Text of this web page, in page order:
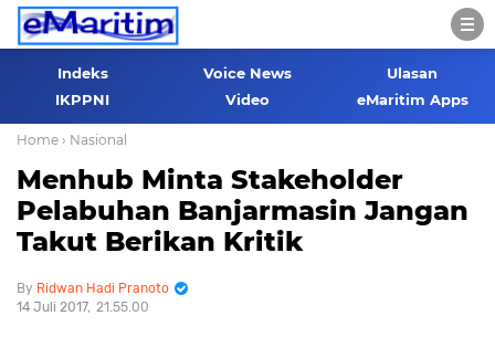
Indeks Voice News
Ulasan
IKPPNI
Video eMaritim Apps
Home › Nasional
Menhub Minta Stakeholder
Pelabuhan Banjarmasin Jangan
Takut Berikan Kritik
Ridwan Hadi Pranoto
14 Juli 2017 21.55.00